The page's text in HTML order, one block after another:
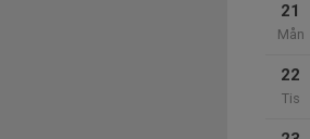
21
Mån
22
Tis